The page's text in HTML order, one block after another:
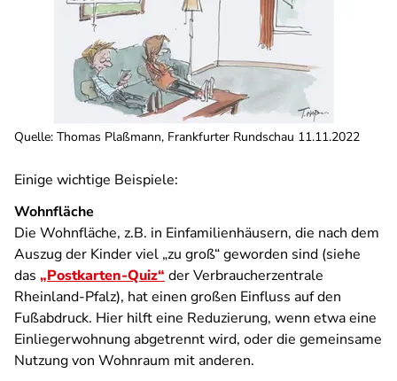
Quelle: Thomas Plaßmann, Frankfurter Rundschau 11.11.2022
Einige wichtige Beispiele:
Wohnfläche
Die Wohnfläche, z.B. in Einfamilienhäusern, die nach dem
Auszug der Kinder viel „zu groß“ geworden sind (siehe
das „Postkarten-Quiz“ der Verbraucherzentrale
Rheinland-Pfalz), hat einen großen Einfluss auf den
Fußabdruck. Hier hilft eine Reduzierung, wenn etwa eine
Einliegerwohnung abgetrennt wird, oder die gemeinsame
Nutzung von Wohnraum mit anderen.